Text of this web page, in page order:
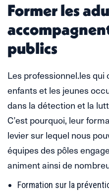
Former les
publics
Les professionnel.les
enfants et les jeunes
dans la détection et la
C’est pourquoi, leur
levier sur lequel nous
équipes des pôles
animent ainsi de
Formation sur la